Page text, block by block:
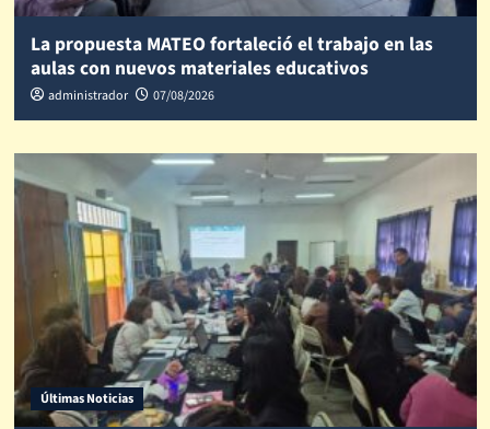
La propuesta MATEO fortaleció el trabajo en las
aulas con nuevos materiales educativos
administrador 07/08/2026
Últimas Noticias